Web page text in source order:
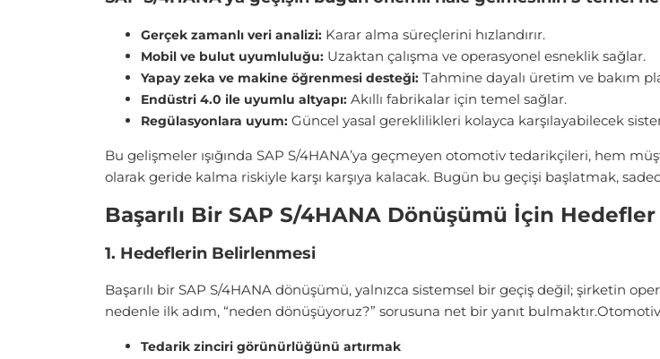
Gerçek zamanlı veri analizi: Karar alma süreçlerini hızlandırır.
Mobil ve bulut uyumluluğu: Uzaktan çalışma ve operasyonel esneklik sağlar.
Yapay zeka ve makine öğrenmesi desteği: Tahmine dayalı üretim ve bakım
Endüstri 4.0 ile uyumlu altyapı: Akıllı fabrikalar için temel sağlar.
Regülasyonlara uyum: Güncel yasal gereklilikleri kolayca karşılayabilecek
Bu gelişmeler ışığında SAP S/4HANA’ya geçmeyen otomotiv tedarikçileri, hem
olarak geride kalma riskiyle karşı karşıya kalacak. Bugün bu geçişi başlatmak,
Başarılı Bir SAP S/4HANA Dönüşümü İçin
1. Hedeflerin Belirlenmesi
Başarılı bir SAP S/4HANA dönüşümü, yalnızca sistemsel bir geçiş değil; şirketin
nedenle ilk adım, “neden dönüşüyoruz?” sorusuna net bir yanıt
Tedarik zinciri görünürlüğünü artırmak